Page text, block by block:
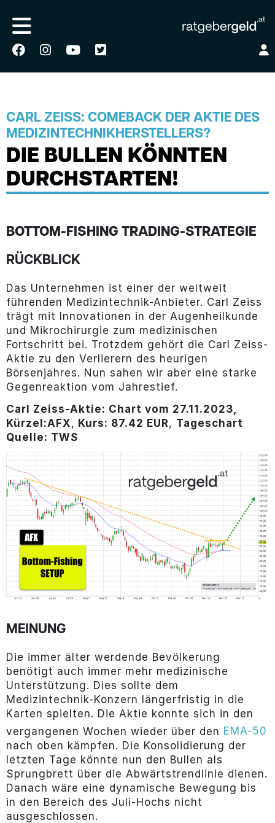
CARL ZEISS: COMEBACK DER AKTIE DES
MEDIZINTECHNIKHERSTELLERS?
DIE BULLEN KÖNNTEN
DURCHSTARTEN!
BOTTOM-FISHING TRADING-STRATEGIE
RÜCKBLICK
Das Unternehmen ist einer der weltweit
führenden Medizintechnik-Anbieter. Carl Zeiss
trägt mit Innovationen in der Augenheilkunde
und Mikrochirurgie zum medizinischen
Fortschritt bei. Trotzdem gehört die Carl Zeiss-
Aktie zu den Verlierern des heurigen
Börsenjahres. Nun sahen wir aber eine starke
Gegenreaktion vom Jahrestief.
Carl Zeiss-Aktie: Chart vom 27.11.2023,
Kürzel:AFX, Kurs: 87.42 EUR, Tageschart
Quelle: TWS
MEINUNG
Die immer älter werdende Bevölkerung
benötigt auch immer mehr medizinische
Unterstützung. Dies sollte dem
Medizintechnik-Konzern längerfristig in die
Karten spielten. Die Aktie konnte sich in den
vergangenen Wochen wieder über den EMA-50
nach oben kämpfen. Die Konsolidierung der
letzten Tage könnte nun den Bullen als
Sprungbrett über die Abwärtstrendlinie dienen.
Danach wäre eine dynamische Bewegung bis
in den Bereich des Juli-Hochs nicht
ausgeschlossen.